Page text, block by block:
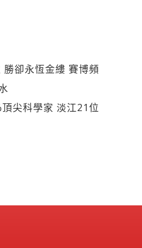
卻永恆金縷 賽博頻
尖科學家 淡江21位